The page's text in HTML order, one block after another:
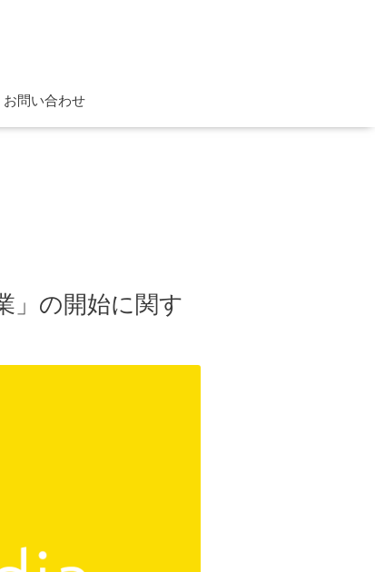
お問い合わせ
」の開始に関す